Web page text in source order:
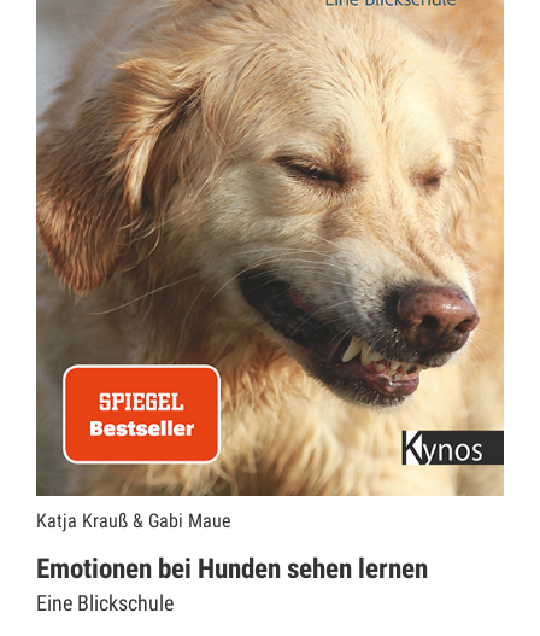
Katja Krauß & Gabi Maue
Emotionen bei Hunden sehen lernen
Eine Blickschule